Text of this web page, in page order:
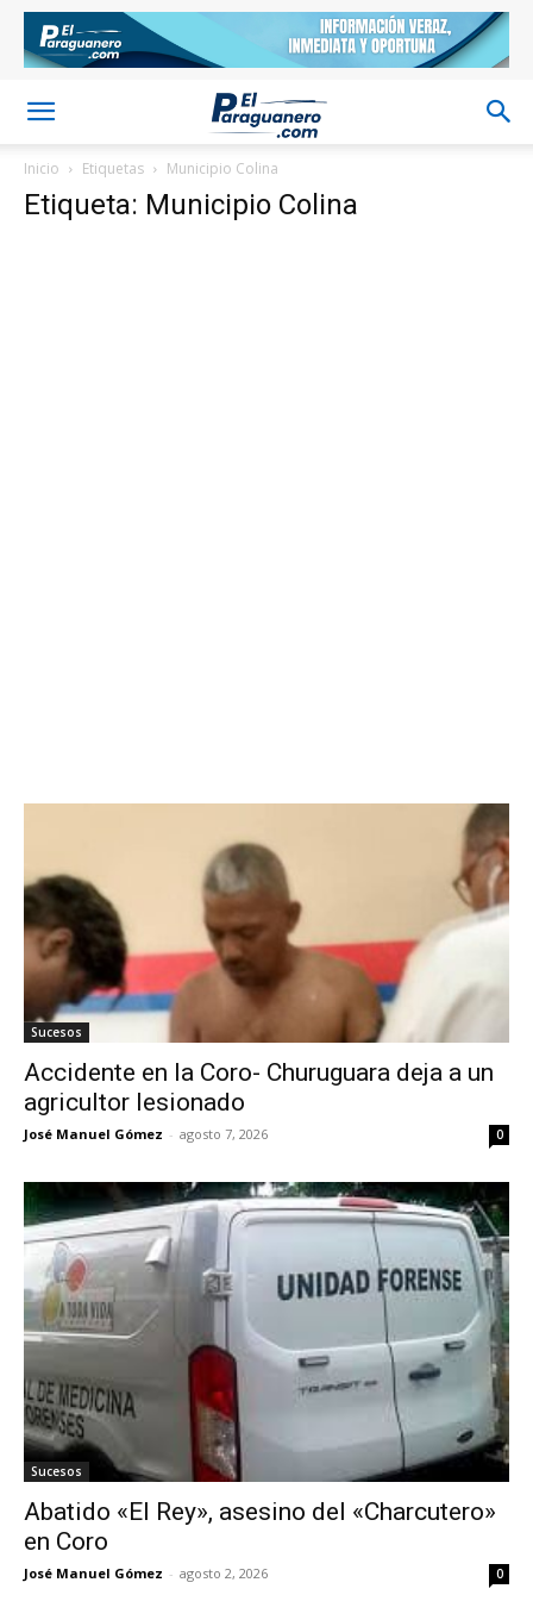
Inicio Etiquetas Municipio Colina
Etiqueta: Municipio Colina
Sucesos
Accidente en la Coro- Churuguara deja a un
agricultor lesionado
José Manuel Gómez - agosto 7, 2026 0
Sucesos
Abatido «El Rey», asesino del «Charcutero»
en Coro
José Manuel Gómez - agosto 2, 2026 0